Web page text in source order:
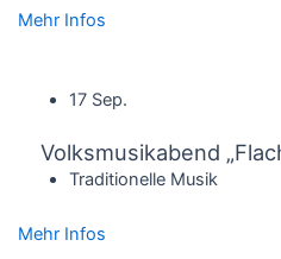
Mehr Infos
17 Sep.
Volksmusikabend
Traditionelle Musik
Mehr Infos